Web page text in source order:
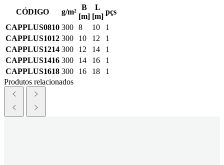
CÓDIGO g/m²
B
[m]
L
[m]
pçs
CAPPLUS0810 300 8 10
1
CAPPLUS1012 300 10 12
1
CAPPLUS1214 300 12 14
1
CAPPLUS1416 300 14 16
1
CAPPLUS1618 300 16 18
1
Produtos relacionados